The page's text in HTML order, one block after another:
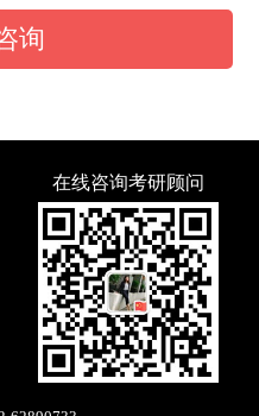
询
在线咨询考研顾问